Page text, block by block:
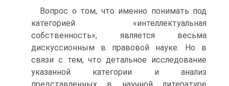
Вопрос о том, что именно понимать под
категорией «интеллектуальная
собственность», является весьма
дискуссионным в правовой науке. Но в
связи с тем, что детальное исследование
указанной категории и анализ